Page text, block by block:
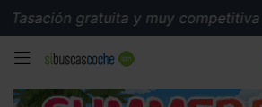
gratuita y muy competitiva al
MENÚ